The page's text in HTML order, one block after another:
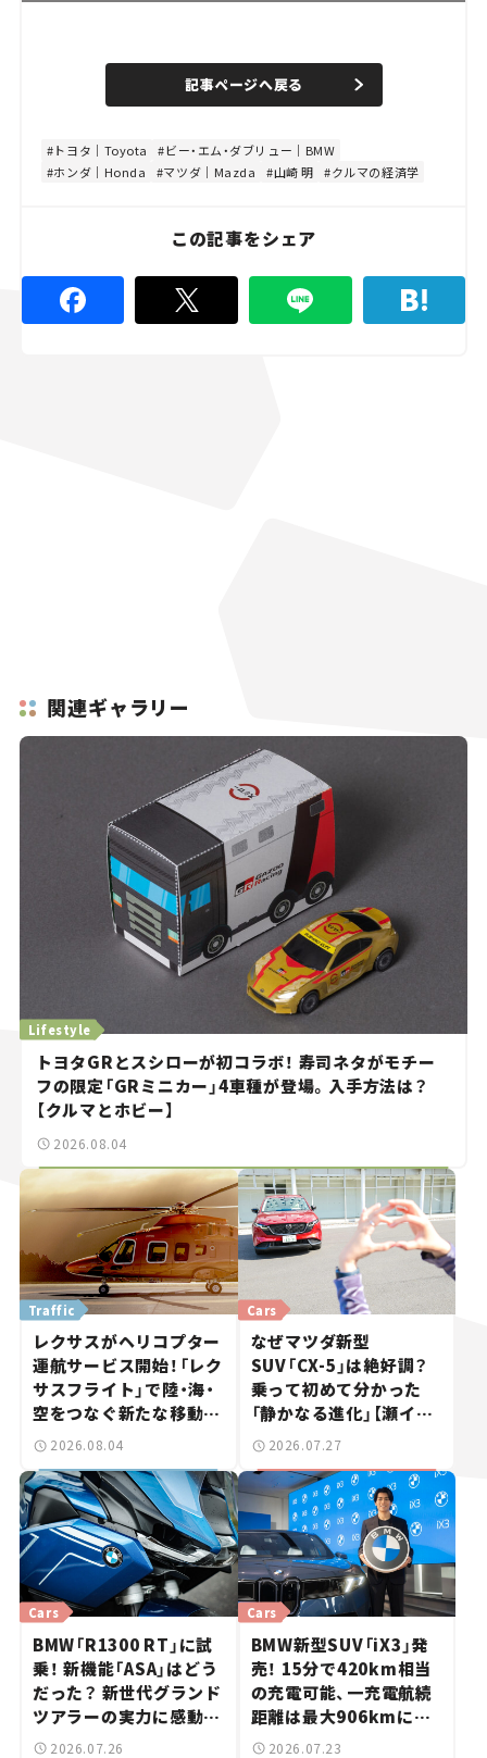
n
e
d
8
8
記事ページへ戻る
トヨタ｜Toyota
ビー・エム・ダブリュー｜BMW
ホンダ｜Honda
マツダ｜Mazda 山崎 明 クルマの経済学
この記事をシェア
関連ギャラリー
Lifestyle
トヨタGRとスシローが初コラボ！ 寿司ネタがモチー
フの限定「GRミニカー」4車種が登場。入手方法は？
【クルマとホビー】
2026.08.04
Traffic
レクサスがヘリコプター
運航サービス開始！「レク
サスフライト」で陸・海・
空をつなぐ新たな移動体
験とは
2026.08.04
Cars
なぜマツダ新型
SUV「CX-5」は絶好調？
乗って初めて分かった
「静かなる進化」【瀬イオ
ナの試乗レビュー】
2026.07.27
Cars
BMW「R1300 RT」に試
乗！ 新機能「ASA」はどう
だった？ 新世代グランド
ツアラーの実力に感動
【試乗レビュー】
2026.07.26
Cars
BMW新型SUV「iX3」発
売！ 15分で420km相当
の充電可能、一充電航続
距離は最大906kmに。
サッカー中村敬斗選手も
2026.07.23